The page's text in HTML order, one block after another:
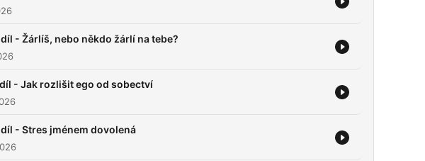
- Žárlíš, nebo někdo žárlí na tebe?
- Jak rozlišit ego od sobectví
- Stres jménem dovolená